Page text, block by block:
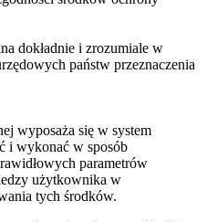
dokładnie i zrozumiale w
państw przeznaczenia
wyposaża się w system
i wykonać w sposób
parametrów
użytkownika w
tych środków.